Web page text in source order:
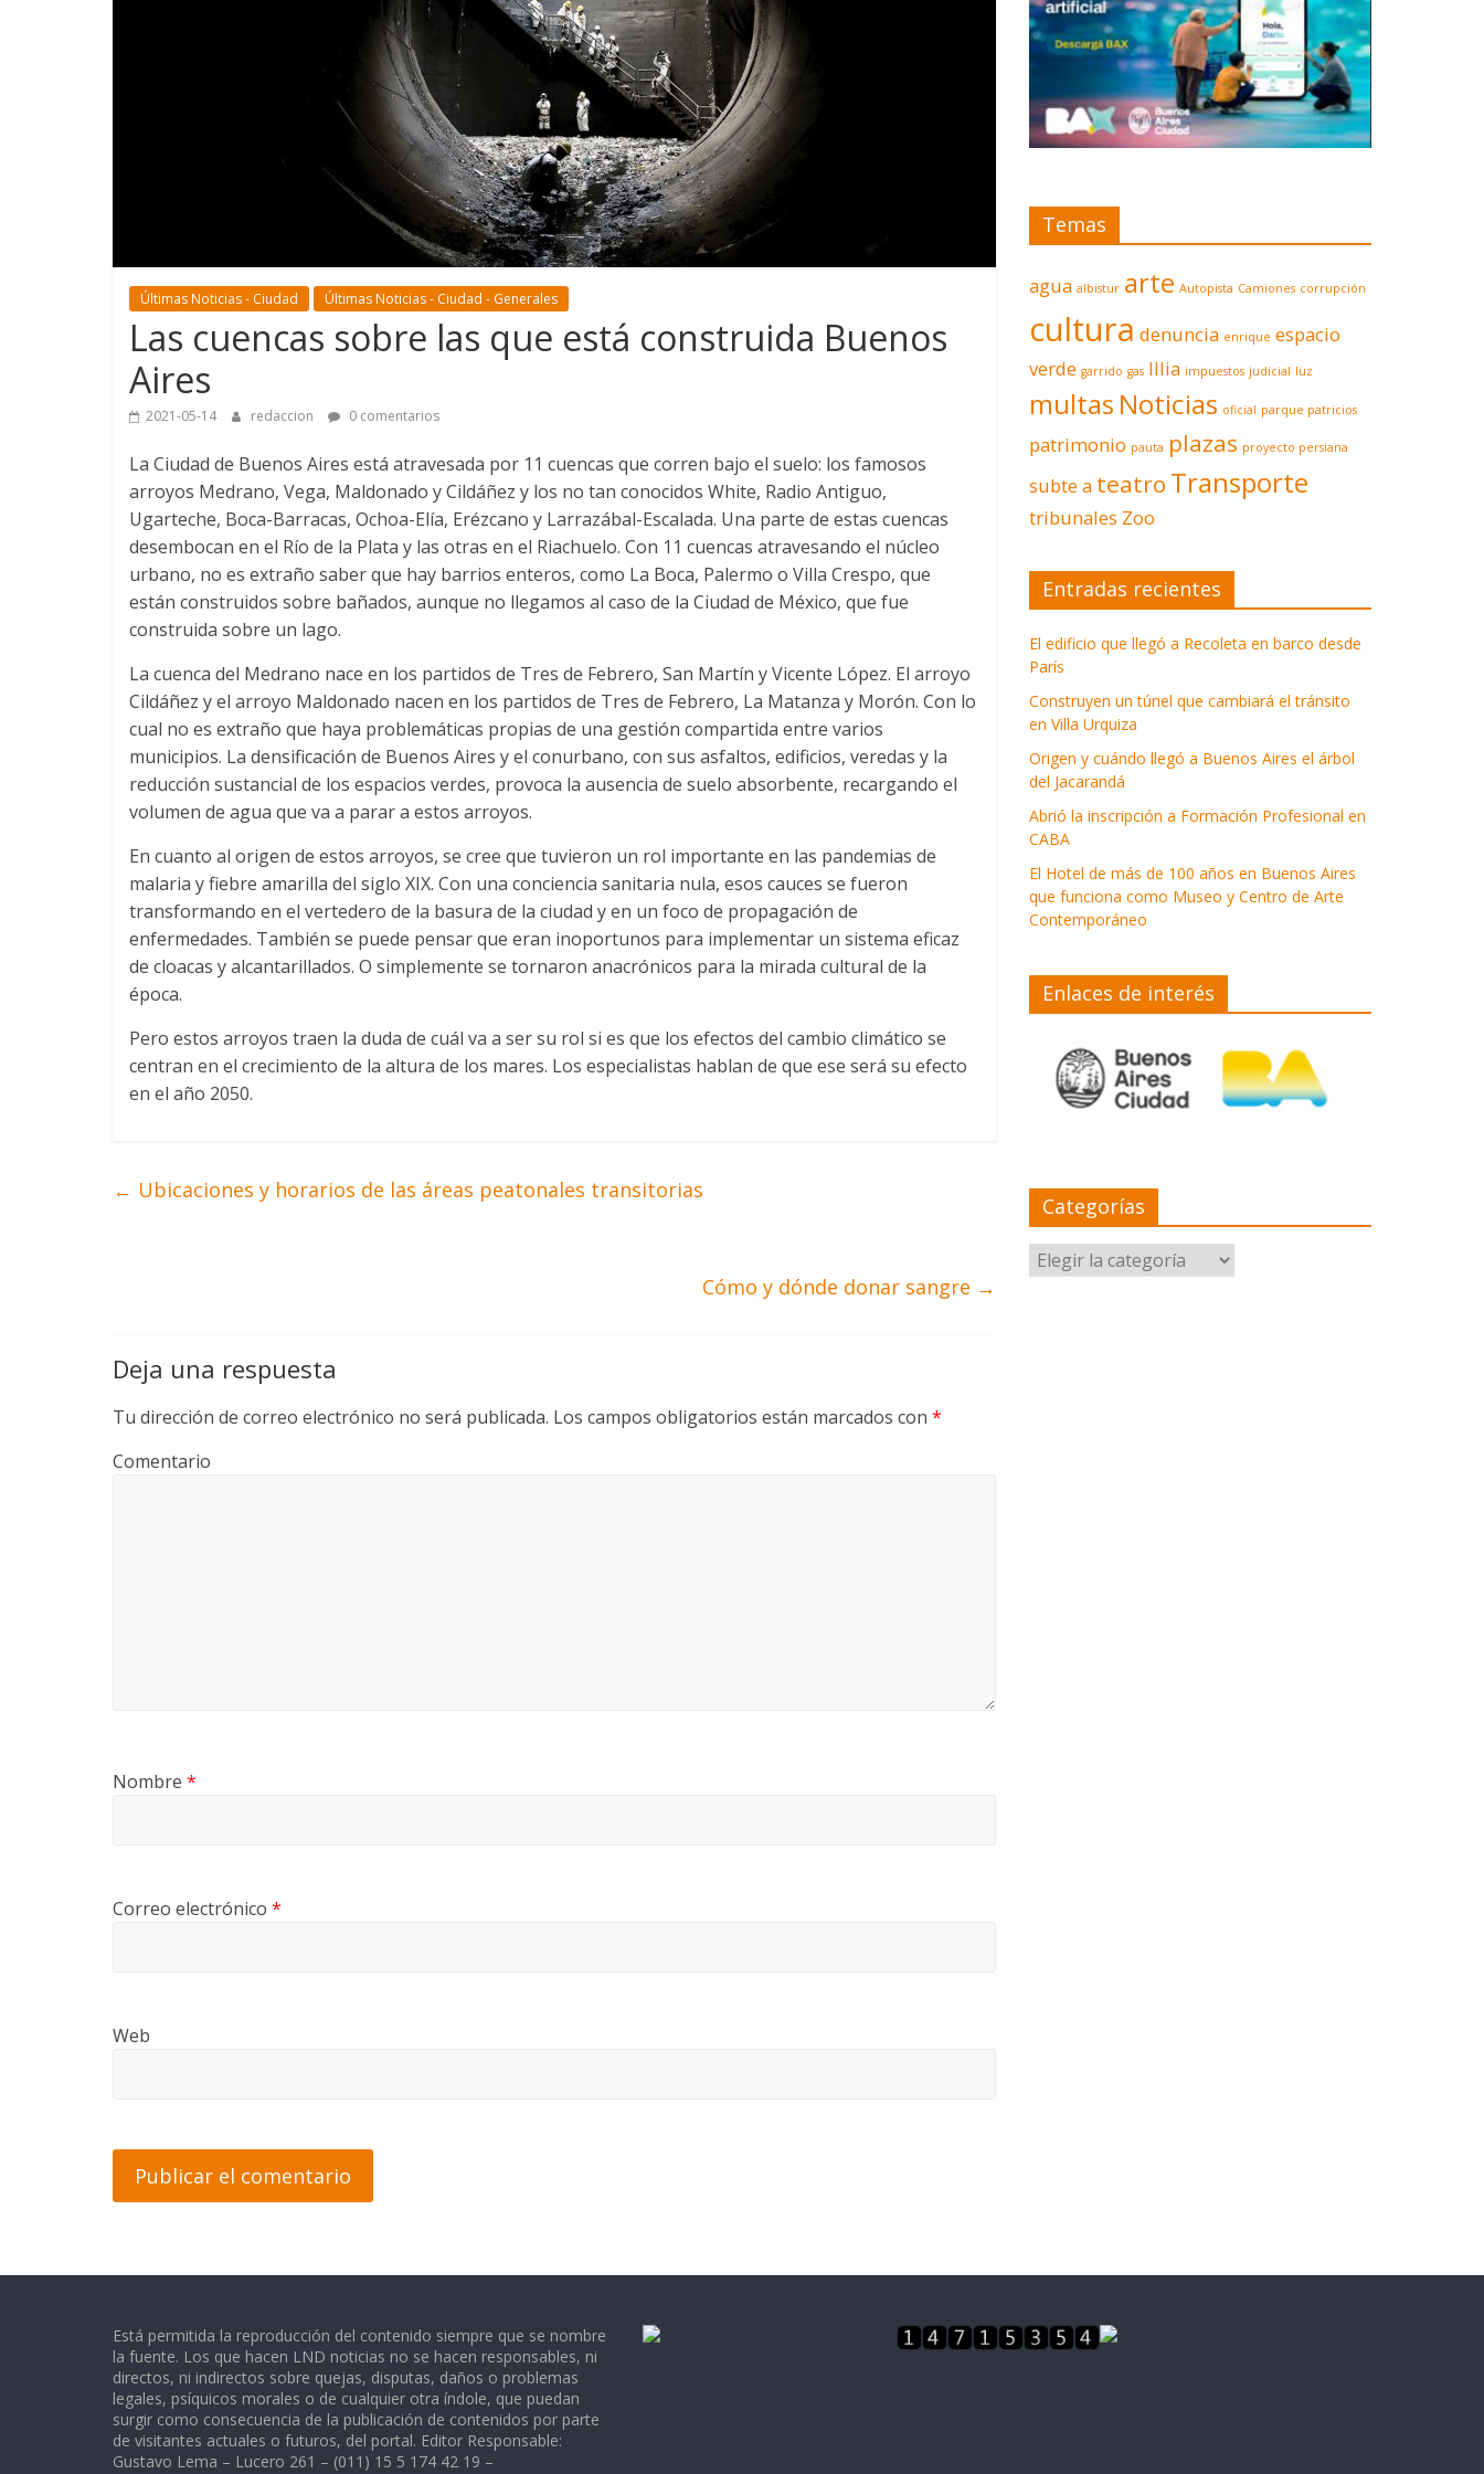
Últimas Noticias - Ciudad Últimas Noticias - Ciudad - Generales
Las cuencas sobre las que está construida Buenos
Aires
2021-05-14 redaccion 0 comentarios
La Ciudad de Buenos Aires está atravesada por 11 cuencas que corren bajo el suelo: los famosos
arroyos Medrano, Vega, Maldonado y Cildáñez y los no tan conocidos White, Radio Antiguo,
Ugarteche, Boca-Barracas, Ochoa-Elía, Erézcano y Larrazábal-Escalada. Una parte de estas cuencas
desembocan en el Río de la Plata y las otras en el Riachuelo. Con 11 cuencas atravesando el núcleo
urbano, no es extraño saber que hay barrios enteros, como La Boca, Palermo o Villa Crespo, que
están construidos sobre bañados, aunque no llegamos al caso de la Ciudad de México, que fue
construida sobre un lago.
La cuenca del Medrano nace en los partidos de Tres de Febrero, San Martín y Vicente López. El arroyo
Cildáñez y el arroyo Maldonado nacen en los partidos de Tres de Febrero, La Matanza y Morón. Con lo
cual no es extraño que haya problemáticas propias de una gestión compartida entre varios
municipios. La densificación de Buenos Aires y el conurbano, con sus asfaltos, edificios, veredas y la
reducción sustancial de los espacios verdes, provoca la ausencia de suelo absorbente, recargando el
volumen de agua que va a parar a estos arroyos.
En cuanto al origen de estos arroyos, se cree que tuvieron un rol importante en las pandemias de
malaria y fiebre amarilla del siglo XIX. Con una conciencia sanitaria nula, esos cauces se fueron
transformando en el vertedero de la basura de la ciudad y en un foco de propagación de
enfermedades. También se puede pensar que eran inoportunos para implementar un sistema eficaz
de cloacas y alcantarillados. O simplemente se tornaron anacrónicos para la mirada cultural de la
época.
Pero estos arroyos traen la duda de cuál va a ser su rol si es que los efectos del cambio climático se
centran en el crecimiento de la altura de los mares. Los especialistas hablan de que ese será su efecto
en el año 2050.
← Ubicaciones y horarios de las áreas peatonales transitorias
Cómo y dónde donar sangre →
Deja una respuesta
Tu dirección de correo electrónico no será publicada. Los campos obligatorios están marcados con *
Comentario
Nombre *
Correo electrónico *
Web
Temas
agua albistur arte Autopista Camiones corrupción
cultura denuncia enrique espacio
verde garrido gas Illia impuestos judicial luz
multas Noticias oficial parque patricios
patrimonio pauta plazas proyecto persiana
subte a teatro Transporte
tribunales Zoo
Entradas recientes
El edificio que llegó a Recoleta en barco desde
París
Construyen un túnel que cambiará el tránsito
en Villa Urquiza
Origen y cuándo llegó a Buenos Aires el árbol
del Jacarandá
Abrió la inscripción a Formación Profesional en
CABA
El Hotel de más de 100 años en Buenos Aires
que funciona como Museo y Centro de Arte
Contemporáneo
Enlaces de interés
Categorías
Categorías
Está permitida la reproducción del contenido siempre que se nombre
la fuente. Los que hacen LND noticias no se hacen responsables, ni
directos, ni indirectos sobre quejas, disputas, daños o problemas
legales, psíquicos morales o de cualquier otra índole, que puedan
surgir como consecuencia de la publicación de contenidos por parte
de visitantes actuales o futuros, del portal. Editor Responsable:
Gustavo Lema – Lucero 261 – (011) 15 5 174 42 19 –